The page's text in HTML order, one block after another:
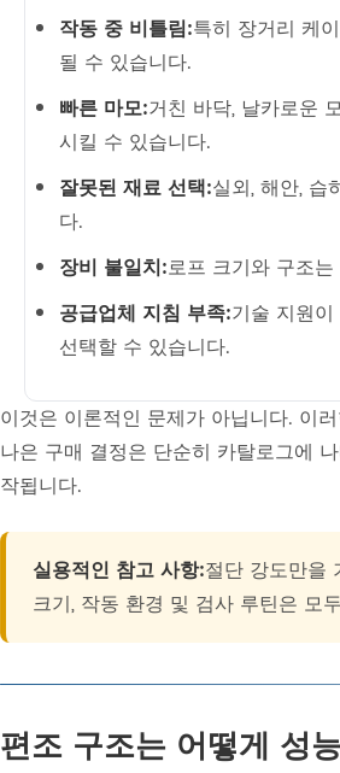
작동 중 비틀림:특히 장거리 케
될 수 있습니다.
빠른 마모:거친 바닥, 날카로운
시킬 수 있습니다.
잘못된 재료 선택:실외, 해안, 습
다.
장비 불일치:로프 크기와 구조
공급업체 지침 부족:기술 지원
선택할 수 있습니다.
이것은 이론적인 문제가 아닙니다. 이
나은 구매 결정은 단순히 카탈로그에
작됩니다.
실용적인 참고 사항:절단 강도만을
크기, 작동 환경 및 검사 루틴은 모
편조 구조는 어떻게 성